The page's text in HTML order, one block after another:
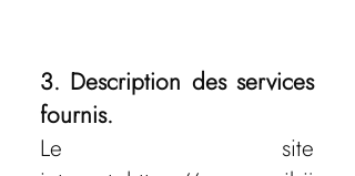
3. Description des services
fournis.
Le site